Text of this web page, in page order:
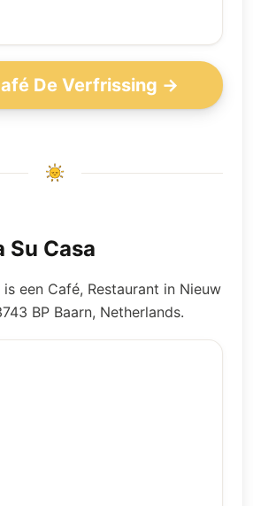
De Verfrissing →
Su Casa
is een Café, Restaurant in Nieuw
BP Baarn, Netherlands.